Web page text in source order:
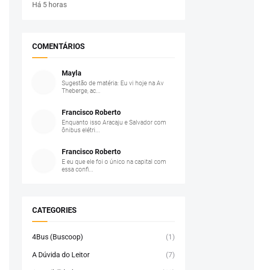
Há 5 horas
COMENTÁRIOS
Mayla
Sugestão de matéria: Eu vi hoje na Av
Theberge, ac...
Francisco Roberto
Enquanto isso Aracaju e Salvador com
ônibus elétri...
Francisco Roberto
E eu que ele foi o único na capital com
essa confi...
CATEGORIES
4Bus (Buscoop) (1)
A Dúvida do Leitor (7)